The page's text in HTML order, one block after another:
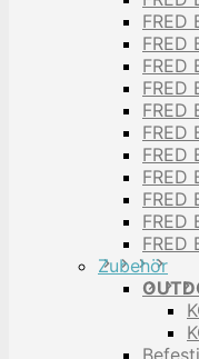
FRED
FRED
FRED
FRED
FRED
FRED
FRED
FRED
FRED
FRED
FRED
Zubehör